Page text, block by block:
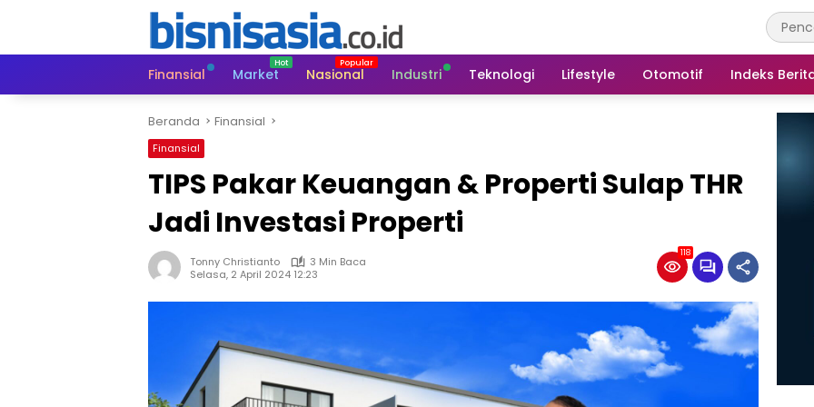
Finansial
Market Nasional Industri Teknologi Lifestyle Otomotif Indeks
Beranda Finansial
Finansial
TIPS Pakar Keuangan & Properti Sulap THR
Jadi Investasi Properti
Tonny Christianto
3 Min Baca
Selasa, 2 April 2024 12:23
118